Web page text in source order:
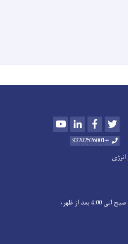
YoutubeLinkedInFacebook
+93202526001
اوقات کاری: از شنبه الی ‍چهار شنبه؛ ساعت 8:00 صبح الی 4:00 بعد از ظهر،